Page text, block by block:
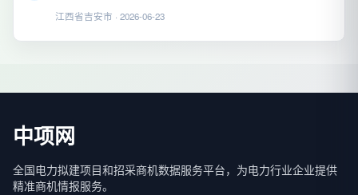
江西省吉安市 · 2026-06-23
中项网
全国电力拟建项目和招采商机数据服务平台，为电力行业企业提供
精准商机情报服务。